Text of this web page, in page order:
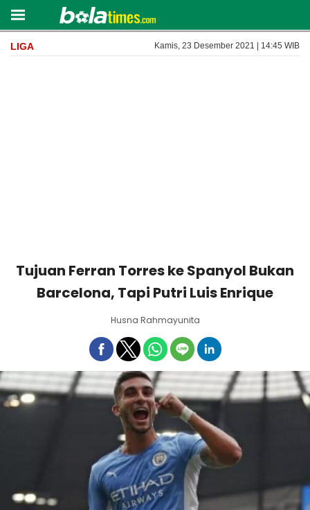
LIGA Kamis, 23 Desember 2021 | 14:45 WIB
Tujuan Ferran Torres ke Spanyol Bukan
Barcelona, Tapi Putri Luis Enrique
Husna Rahmayunita